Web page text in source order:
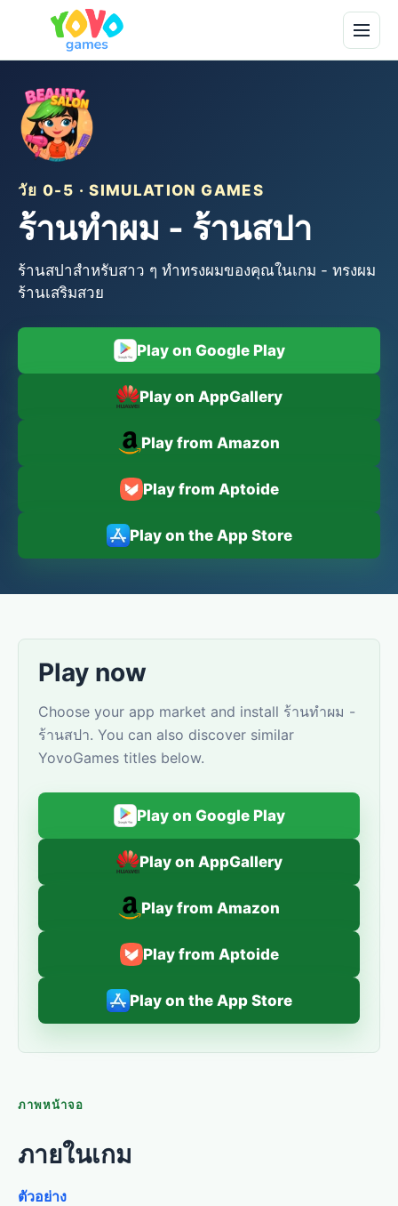
วัย 0-5 · SIMULATION GAMES
ร้านทำผม - ร้านสปา
ร้านสปาสำหรับสาว ๆ ทำทรงผมของคุณในเกม - ทรงผม
ร้านเสริมสวย
Play on Google Play
Play on AppGallery
Play from Amazon
Play from Aptoide
Play on the App Store
Play now
Choose your app market and install ร้านทำผม -
ร้านสปา. You can also discover similar
YovoGames titles below.
Play on Google Play
Play on AppGallery
Play from Amazon
Play from Aptoide
Play on the App Store
ภาพหน้าจอ
ภายในเกม
ตัวอย่าง